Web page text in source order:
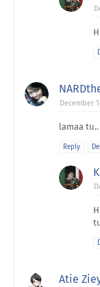
December
lamaa
Reply
Atie